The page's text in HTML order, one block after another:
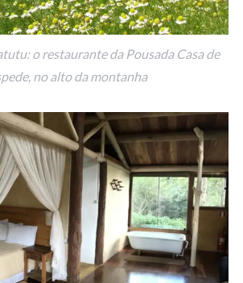
o restaurante da Pousada Casa de
no alto da montanha